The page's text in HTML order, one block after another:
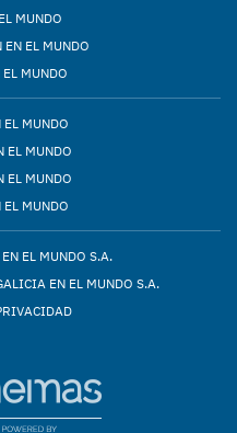
MUNDO
EN EL MUNDO
MUNDO
MUNDO
EL MUNDO
EL MUNDO
EL MUNDO
EL MUNDO S.A.
EN EL MUNDO S.A.